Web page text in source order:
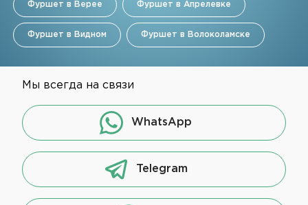
Фуршет в Верее Фуршет в Апрелевке
Фуршет в Видном Фуршет в Волоколамске
Мы всегда на связи
WhatsApp
Telegram